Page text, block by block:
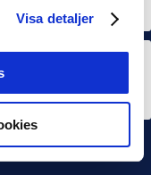
Visa detaljer
i juni